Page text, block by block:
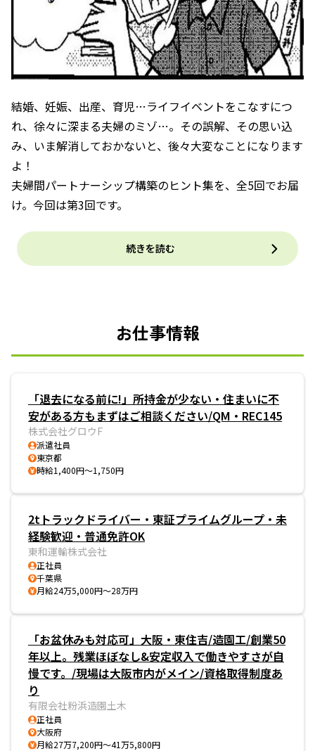
結婚、妊娠、出産、育児…ライフイベントをこなすにつ
れ、徐々に深まる夫婦のミゾ…。その誤解、その思い込
み、いま解消しておかないと、後々大変なことになります
よ！
夫婦間パートナーシップ構築のヒント集を、全5回でお届
け。今回は第3回です。
続きを読む
お仕事情報
「退去になる前に!」所持金が少ない・住まいに不
安がある方もまずはご相談ください/QM・REC145
株式会社グロウF
派遣社員
東京都
時給1,400円～1,750円
2tトラックドライバー・東証プライムグループ・未
経験歓迎・普通免許OK
東和運輸株式会社
正社員
千葉県
月給24万5,000円～28万円
「お盆休みも対応可」大阪・東住吉/造園工/創業50
年以上。残業ほぼなし&安定収入で働きやすさが自
慢です。/現場は大阪市内がメイン/資格取得制度あ
り
有限会社粉浜造園土木
正社員
大阪府
月給27万7,200円～41万5,800円